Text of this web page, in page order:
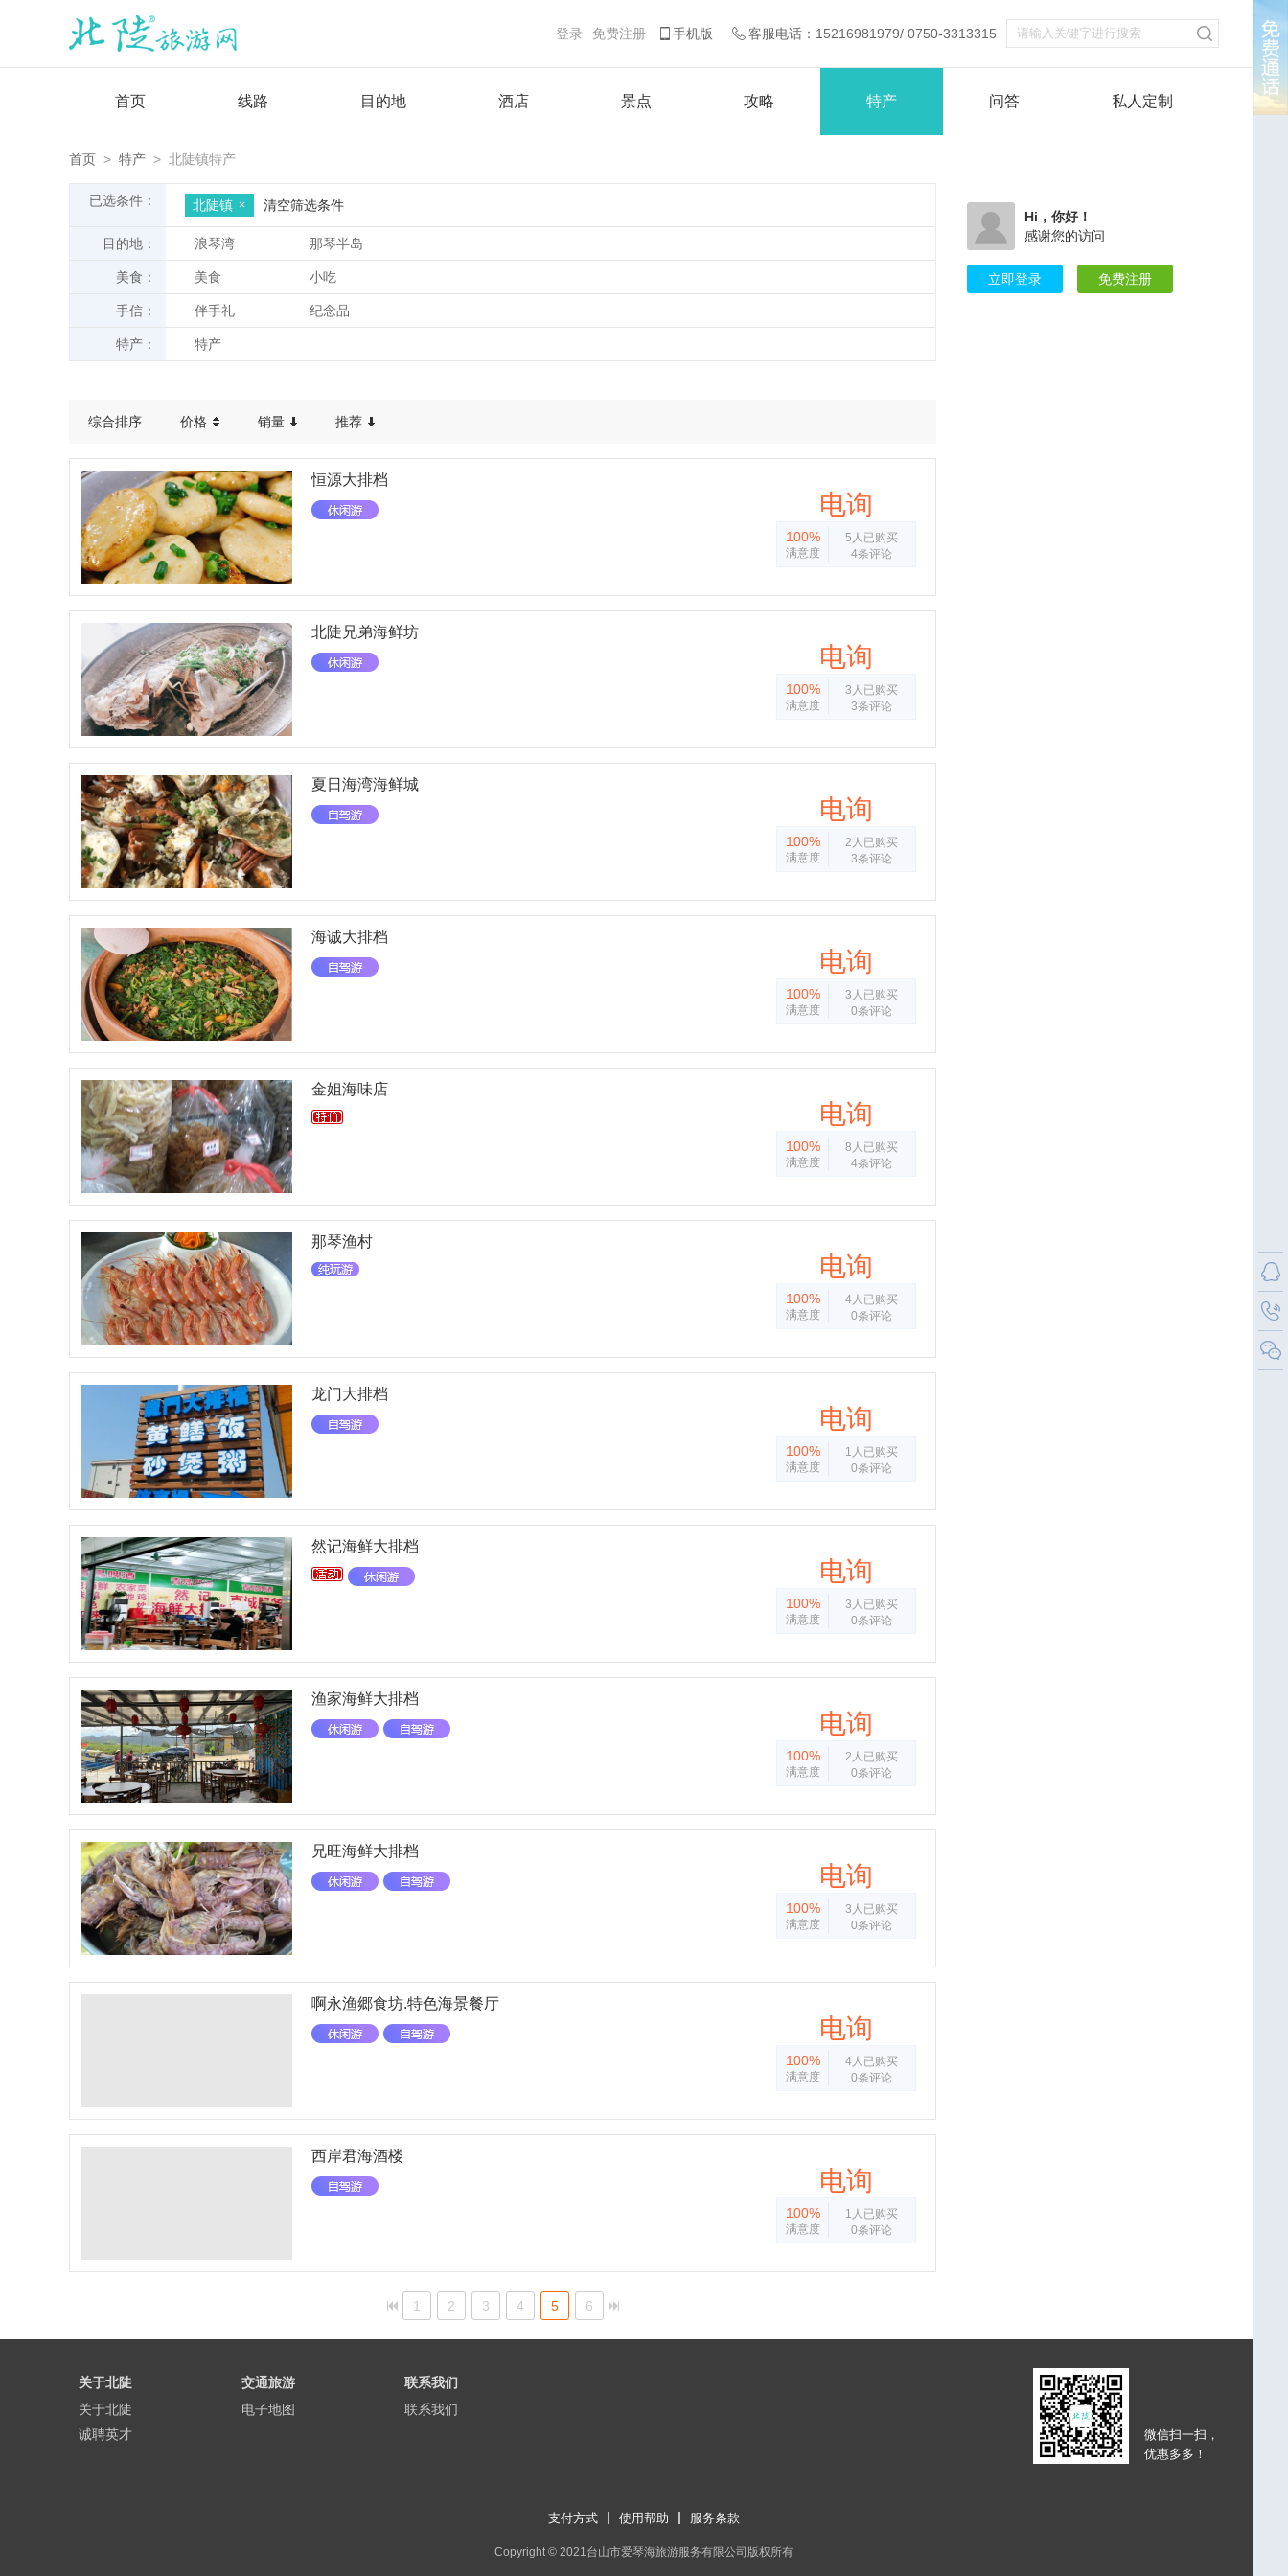
登录 免费注册 手机版 客服电话：15216981979/ 0750-3313315
首页 线路 目的地 酒店 景点 攻略 特产 问答 私人定制
首页 > 特产 > 北陡镇特产
已选条件： 北陡镇 清空筛选条件
目的地： 浪琴湾 那琴半岛
美食： 美食 小吃
手信： 伴手礼 纪念品
特产： 特产
综合排序 价格 销量 推荐
恒源大排档
电询
100%
满意度
5人已购买
4条评论
北陡兄弟海鲜坊
电询
100%
满意度
3人已购买
3条评论
夏日海湾海鲜城
电询
100%
满意度
2人已购买
3条评论
海诚大排档
电询
100%
满意度
3人已购买
0条评论
金姐海味店
电询
100%
满意度
8人已购买
4条评论
那琴渔村
电询
100%
满意度
4人已购买
0条评论
龙门大排档
电询
100%
满意度
1人已购买
0条评论
然记海鲜大排档
电询
100%
满意度
3人已购买
0条评论
渔家海鲜大排档
电询
100%
满意度
2人已购买
0条评论
兄旺海鲜大排档
电询
100%
满意度
3人已购买
0条评论
啊永渔郷食坊.特色海景餐厅
电询
100%
满意度
4人已购买
0条评论
西岸君海酒楼
电询
100%
满意度
1人已购买
0条评论
1 2 3 4 5 6
Hi，你好！
感谢您的访问
立即登录 免费注册
关于北陡
关于北陡
诚聘英才
交通旅游
电子地图
联系我们
联系我们
微信扫一扫，
优惠多多！
支付方式 使用帮助 服务条款
Copyright © 2021台山市爱琴海旅游服务有限公司版权所有